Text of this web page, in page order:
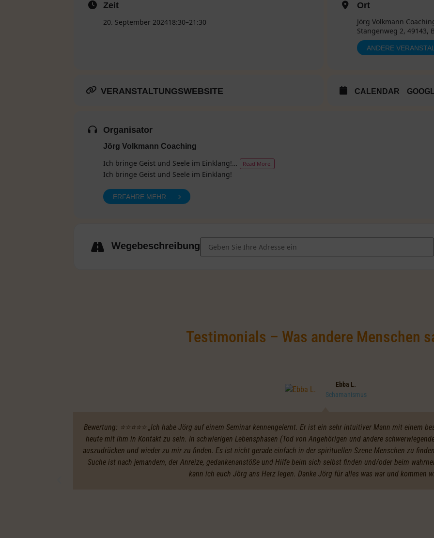
Zeit
20. September 202418:30–21:30
Ort
Jörg Volkmann
Stangenweg 2, 49143,
ANDERE
VERANSTALTUNGSWEBSITE CALENDAR
Organisator
Jörg Volkmann Coaching
Ich bringe Geist und Seele im Einklang!… Read More.
Ich bringe Geist und Seele im Einklang!
ERFAHRE MEHR…
Wegebeschreibung
Address – MannSein – Achtsame Männergespräche am Lagerfeuer
Testimonials – Was andere Menschen
Bewertung: ⭐️⭐️⭐️⭐️⭐️ „Ich habe Jörg auf einem Seminar kennengelernt. Er ist ein sehr intuitiver Mann mit einem
heute mit ihm in Kontakt zu sein. In schwierigen Lebensphasen (Tod von Angehörigen und andere
auszudrücken und wieder zu mir zu finden. Es ist nicht gerade einfach in der spirituellen Szene Menschen zu
Suche ist nach jemandem, der Anreize, gedankenanstöße und Hilfe beim sich selbst finden und/oder beim
kann ich euch Jörg ans Herz legen. Danke Jörg für alles was war und kommen
Ebba L.
Schamanismus